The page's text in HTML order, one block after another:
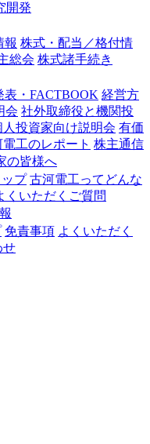
開発
報 株式・配当／格付情
総会 株式諸手続き
表・FACTBOOK 経営方
会 社外取締役と機関投
人投資家向け説明会 有価
工のレポート 株主通信
の皆様へ
プ 古河電工ってどんな
くいただくご質問
免責事項 よくいただく
せ